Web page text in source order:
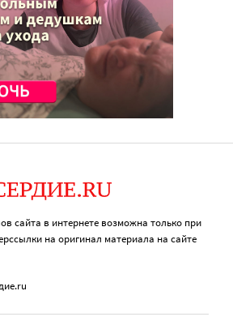
сайта в интернете возможна только при
на оригинал материала на сайте